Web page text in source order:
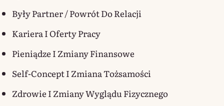
Były Partner / Powrót Do Relacji
Kariera I Oferty Pracy
Pieniądze I Zmiany Finansowe
Self-Concept I Zmiana Tożsamości
Zdrowie I Zmiany Wyglądu Fizycznego